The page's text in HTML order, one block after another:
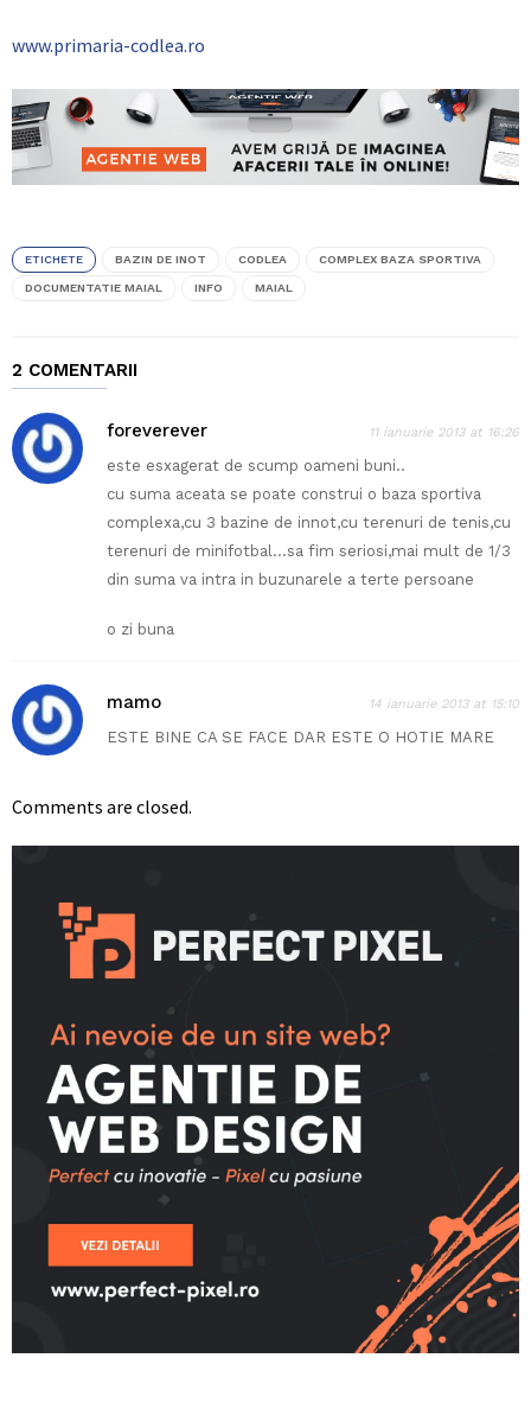
www.primaria-codlea.ro
ETICHETE BAZIN DE INOT CODLEA COMPLEX BAZA SPORTIVA
DOCUMENTATIE MAIAL INFO MAIAL
2 COMENTARII
foreverever 11 ianuarie 2013 at 16:26
este esxagerat de scump oameni buni..
cu suma aceata se poate construi o baza sportiva
complexa,cu 3 bazine de innot,cu terenuri de tenis,cu
terenuri de minifotbal…sa fim seriosi,mai mult de 1/3
din suma va intra in buzunarele a terte persoane
o zi buna
mamo 14 ianuarie 2013 at 15:10
ESTE BINE CA SE FACE DAR ESTE O HOTIE MARE
Comments are closed.